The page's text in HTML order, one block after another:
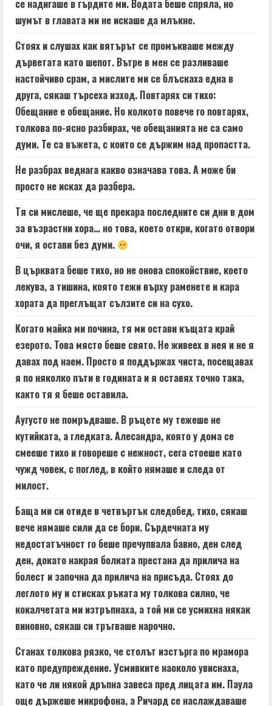
се надигаше в гърдите ми. Водата беше спряла, но
шумът в главата ми не искаше да млъкне.
Стоях и слушах как вятърът се промъкваше между
дърветата като шепот. Вътре в мен се разливаше
настойчиво срам, а мислите ми се блъскаха една в
друга, сякаш търсеха изход. Повтарях си тихо:
Обещание е обещание. Но колкото повече го повтарях,
толкова по-ясно разбирах, че обещанията не са само
думи. Те са въжета, с които се държим над пропастта.
Не разбрах веднага какво означава това. А може би
просто не исках да разбера.
Тя си мислеше, че ще прекара последните си дни в дом
за възрастни хора… но това, което откри, когато отвори
очи, я остави без думи.
В църквата беше тихо, но не онова спокойствие, което
лекува, а тишина, която тежи върху раменете и кара
хората да преглъщат сълзите си на сухо.
Когато майка ми почина, тя ми остави къщата край
езерото. Това място беше свято. Не живеех в нея и не я
давах под наем. Просто я поддържах чиста, посещавах
я по няколко пъти в годината и я оставях точно така,
както тя я беше оставила.
Аугусто не помръдваше. В ръцете му тежеше не
кутийката, а гледката. Алесандра, която у дома се
смееше тихо и говореше с нежност, сега стоеше като
чужд човек, с поглед, в който нямаше и следа от
милост.
Баща ми си отиде в четвъртък следобед, тихо, сякаш
вече нямаше сили да се бори. Сърдечната му
недостатъчност го беше пречупвала бавно, ден след
ден, докато накрая болката престана да прилича на
болест и започна да прилича на присъда. Стоях до
леглото му и стисках ръката му толкова силно, че
кокалчетата ми изтръпнаха, а той ми се усмихна някак
виновно, сякаш си тръгваше нарочно.
Станах толкова рязко, че столът изстърга по мрамора
като предупреждение. Усмивките наоколо увиснаха,
като че ли някой дръпна завеса пред лицата им. Паула
още държеше микрофона, а Ричард се наслаждаваше